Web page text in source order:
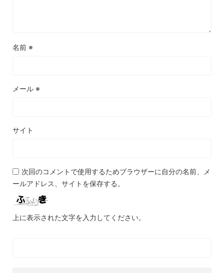
名前 ※
メール ※
サイト
次回のコメントで使用するためブラウザーに自分の名前、メ
ールアドレス、サイトを保存する。
上に表示された文字を入力してください。